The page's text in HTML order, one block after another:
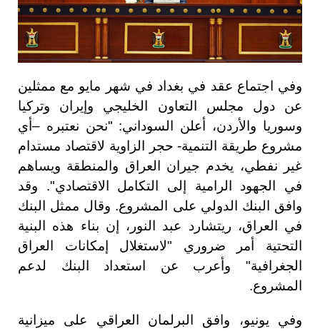
وفي اجتماع عقد في بغداد في شهر مايو مع ممثلين
عن دول مجلس التعاون الخليجي وإيران وتركيا
وسوريا والأردن، أعلن السوداني: "نحن نعتبره –أي
مشروع طريقة التنمية- حجر الزاوية لاقتصاد مستدام
غير نفطي، يخدم جيران العراق والمنطقة ويساهم
في الجهود الرامية إلى التكامل الاقتصادي". وقد
وافق البنك الدولي على المشروع. وقال ممثل البنك
في العراق، ريتشارد عبد النور، إن بناء هذه البنية
التحتية أمر ضروري "لاستغلال إمكانات العراق
الجغرافية" وأعرب عن استعداد البنك لدعم
المشروع.
وفي يونيو، وافق البرلمان العراقي على ميزانية